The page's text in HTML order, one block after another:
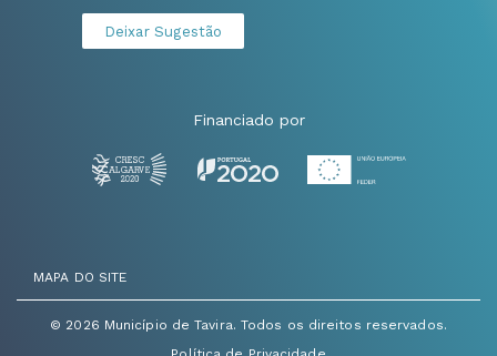
Deixar Sugestão
Financiado por
© 2026 Município de Tavira. Todos os direitos reservados.
MAPA DO SITE